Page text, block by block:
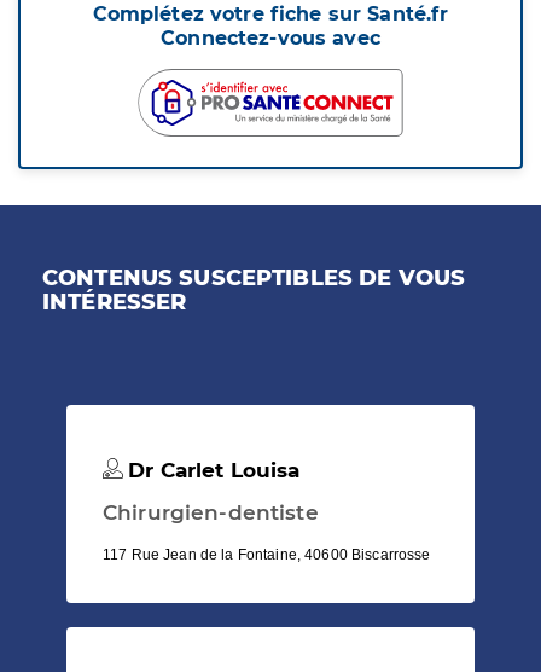
Complétez votre fiche sur Santé.fr
Connectez-vous avec
CONTENUS SUSCEPTIBLES DE VOUS
INTÉRESSER
Dr Carlet Louisa
Chirurgien-dentiste
117 Rue Jean de la Fontaine, 40600 Biscarrosse